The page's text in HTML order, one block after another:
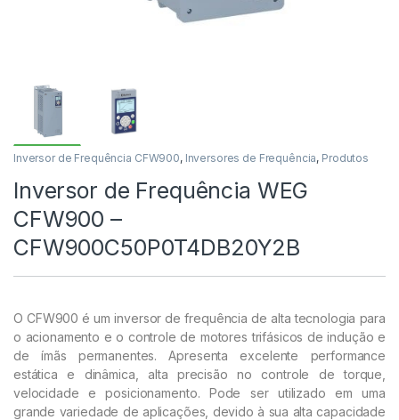
Inversor de Frequência CFW900, Inversores de Frequência, Produtos
Inversor de Frequência WEG
CFW900 –
CFW900C50P0T4DB20Y2B
O CFW900 é um inversor de frequência de alta tecnologia para
o acionamento e o controle de motores trifásicos de indução e
de ímãs permanentes. Apresenta excelente performance
estática e dinâmica, alta precisão no controle de torque,
velocidade e posicionamento. Pode ser utilizado em uma
grande variedade de aplicações, devido à sua alta capacidade